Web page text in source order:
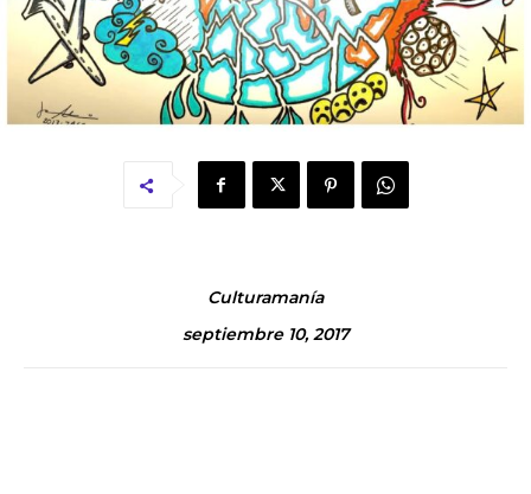
Culturamanía
septiembre 10, 2017